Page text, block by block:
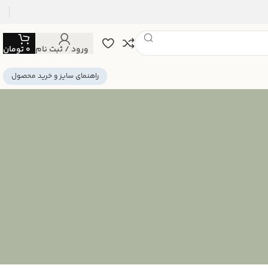
ورود / ثبت نام 0تومان
راهنمای سایز و خرید محصول